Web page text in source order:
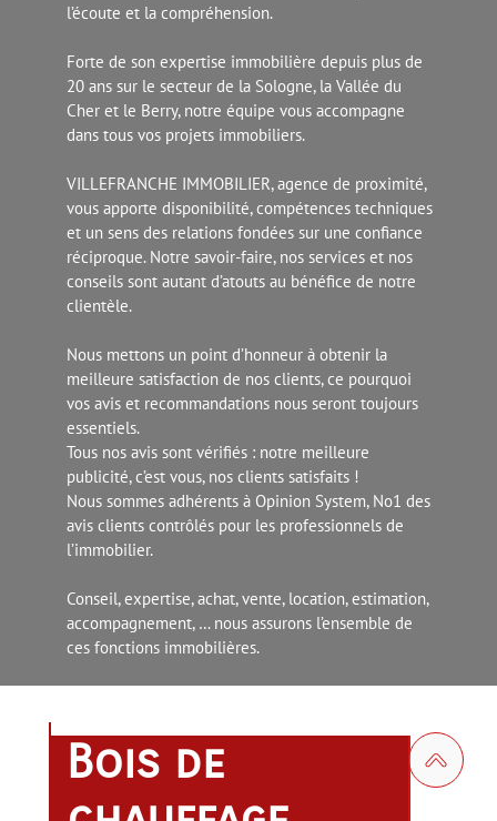
Bois de
l’écoute et la compréhension.
Forte de son expertise immobilière depuis plus de
20 ans sur le secteur de la Sologne, la Vallée du
Cher et le Berry, notre équipe vous accompagne
dans tous vos projets immobiliers.
VILLEFRANCHE IMMOBILIER, agence de proximité,
vous apporte disponibilité, compétences techniques
et un sens des relations fondées sur une confiance
réciproque. Notre savoir-faire, nos services et nos
conseils sont autant d’atouts au bénéfice de notre
clientèle.
Nous mettons un point d’honneur à obtenir la
meilleure satisfaction de nos clients, ce pourquoi
vos avis et recommandations nous seront toujours
essentiels.
Tous nos avis sont vérifiés : notre meilleure
publicité, c’est vous, nos clients satisfaits !
Nous sommes adhérents à Opinion System, No1 des
avis clients contrôlés pour les professionnels de
l’immobilier.
Conseil, expertise, achat, vente, location, estimation,
accompagnement, … nous assurons l’ensemble de
ces fonctions immobilières.